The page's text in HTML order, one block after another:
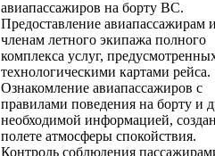
авиапассажиров на борту ВС.
Предоставление авиапассажирам
членам летного экипажа полного
комплекса услуг,
технологическими картами рейса.
Ознакомление авиапассажиров с
правилами поведения на борту и
необходимой информацией,
полете атмосферы спокойствия.
Контроль соблюдения